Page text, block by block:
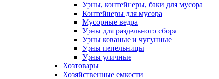
Урны, контейнеры, баки для мусора
Контейнеры для мусора
Мусорные ведра
Урны для раздельного сбора
Урны кованые и чугунные
Урны пепельницы
Урны уличные
Хозтовары
Хозяйственные емкости